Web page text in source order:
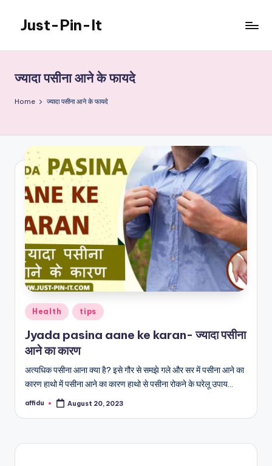
content
Just-Pin-It
ज्यादा पसीना आने के फायदे
Home ज्यादा पसीना आने के फायदे
Posted
in
Health tips
Jyada pasina aane ke karan- ज्यादा पसीना
आने का कारण
अत्यधिक पसीना आना क्या है? इसे गौर से समझे गले और सर में पसीना आने का
कारण हाथो में पसीना आने का कारण हाथो से पसीना रोकने के घरेलू उपाय…
Posted
affidu August 20, 2023